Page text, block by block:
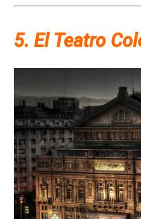
5. El Teatro